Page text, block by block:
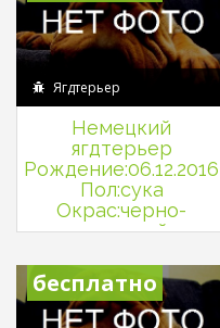
Ягдтерьер
Немецкий
ягдтерьер
Рождение:06.12.2016
Пол:сука
Окрас:черно-
подпалый
бесплатно